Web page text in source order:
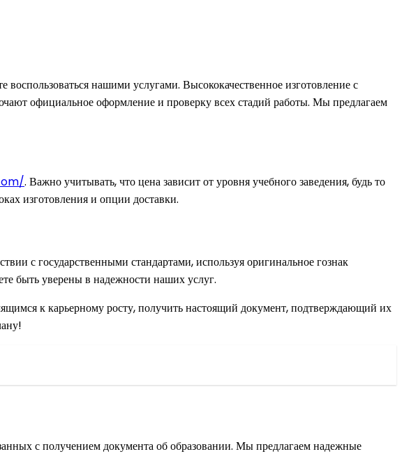
нашими услугами. Высококачественное изготовление с
официальное оформление и проверку всех стадий работы. Мы предлагаем
. Важно учитывать, что цена зависит от уровня учебного заведения, будь то
изготовления и опции доставки.
с государственными стандартами, используя оригинальное гознак
быть уверены в надежности наших услуг.
к карьерному росту, получить настоящий документ, подтверждающий их
с получением документа об образовании. Мы предлагаем надежные